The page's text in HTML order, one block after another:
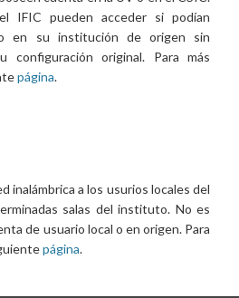
IFIC pueden acceder si podían
en su institución de origen sin
configuración original. Para más
página.
inalámbrica a los usurios locales del
salas del instituto. No es
de usuario local o en origen. Para
página.